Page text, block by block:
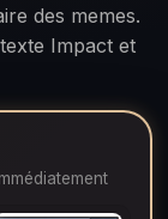
des memes.
Impact et